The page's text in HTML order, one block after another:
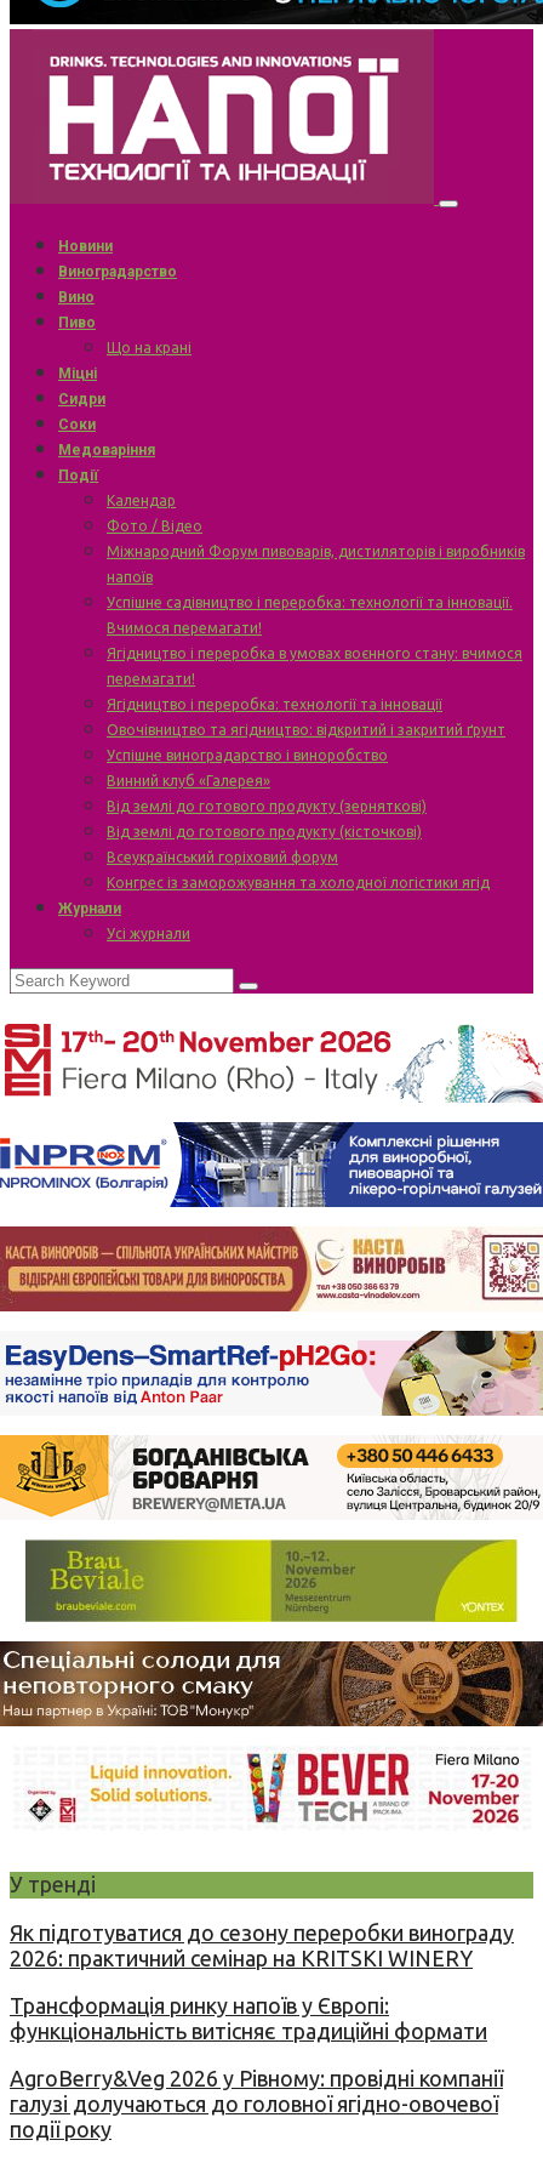
Новини
Виноградарство
Вино
Пиво
Що на крані
Міцні
Сидри
Соки
Медоваріння
Події
Календар
Фото / Відео
Міжнародний Форум пивоварів, дистиляторів і виробників
напоїв
Успішне садівництво і переробка: технології та інновації.
Вчимося перемагати!
Ягідництво і переробка в умовах воєнного стану: вчимося
перемагати!
Ягідництво і переробка: технології та інновації
Овочівництво та ягідництво: відкритий і закритий ґрунт
Успішне виноградарство і виноробство
Винний клуб «Галерея»
Від землі до готового продукту (зерняткові)
Від землі до готового продукту (кісточкові)
Всеукраїнський горіховий форум
Конгрес із заморожування та холодної логістики ягід
Журнали
Усі журнали
У тренді
Як підготуватися до сезону переробки винограду
2026: практичний семінар на KRITSKI WINERY
Трансформація ринку напоїв у Європі:
функціональність витісняє традиційні формати
AgroBerry&Veg 2026 у Рівному: провідні компанії
галузі долучаються до головної ягідно-овочевої
події року